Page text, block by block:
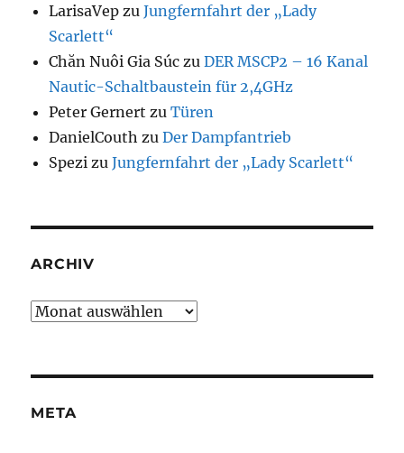
LarisaVep zuJungfernfahrt der „Lady
Scarlett“
Chăn Nuôi Gia Súc zuDER MSCP2 – 16 Kanal
Nautic-Schaltbaustein für 2,4GHz
Peter Gernert zuTüren
DanielCouth zuDer Dampfantrieb
Spezi zuJungfernfahrt der „Lady Scarlett“
ARCHIV
Archiv
META